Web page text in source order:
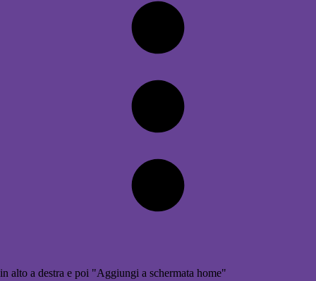
in alto a destra e poi "Aggiungi a schermata home"